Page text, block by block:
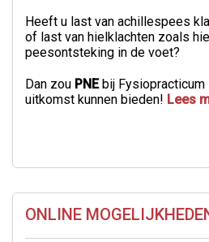
Heeft u last van achillespees
of last van hielklachten zoals
peesontsteking in de voet?
Dan zou PNEbij Fysiopracticum
uitkomst kunnen bieden! Lees
ONLINE